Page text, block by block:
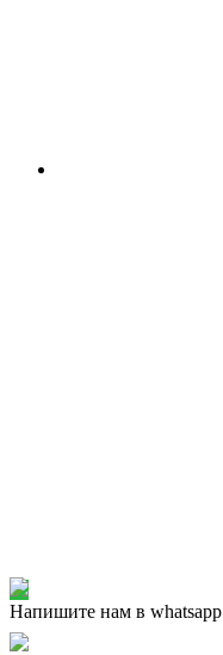
Напишите нам в whatsapp